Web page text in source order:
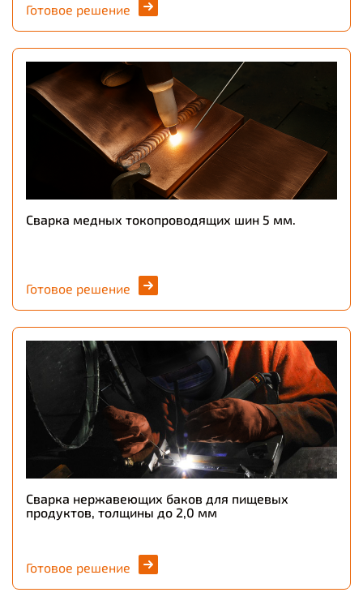
Готовое решение
Сварка медных токопроводящих шин 5 мм.
Готовое решение
Сварка нержавеющих баков для пищевых
продуктов, толщины до 2,0 мм
Готовое решение